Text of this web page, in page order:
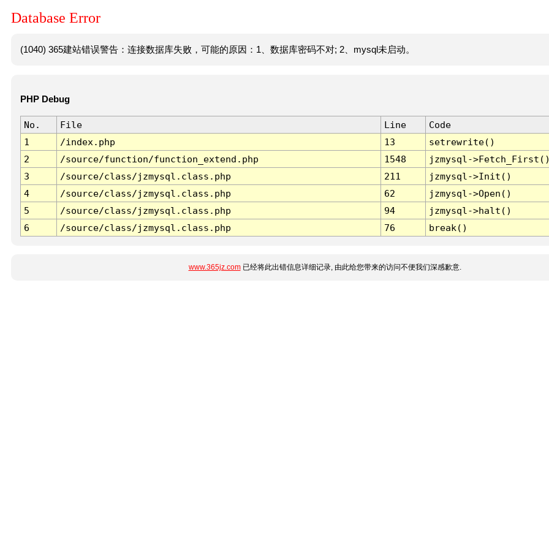
Database Error
(1040) 365建站错误警告：连接数据库失败，可能的原因：1、数据库密码不对; 2、mysql未启动。
PHP Debug
No. File Line
Code
1
/index.php 13
setrewrite()
2
/source/function/function_extend.php 1548
jzmysql-
3
/source/class/jzmysql.class.php 211
jzmysql->Init()
4
/source/class/jzmysql.class.php 62
jzmysql->Open()
5
/source/class/jzmysql.class.php 94
jzmysql->halt()
6
/source/class/jzmysql.class.php 76 break()
www.365jz.com已经将此出错信息详细记录, 由此给您带来的访问不便我们深感歉意.